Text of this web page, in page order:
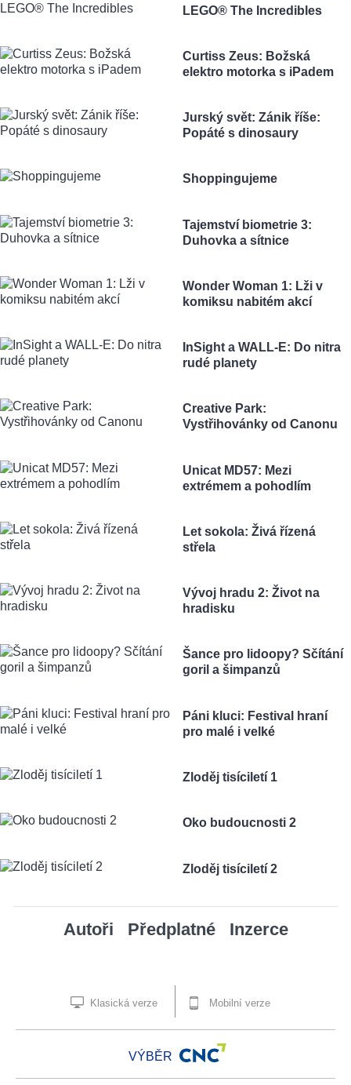
LEGO® The Incredibles
Curtiss Zeus: Božská
elektro motorka s iPadem
Jurský svět: Zánik říše:
Popáté s dinosaury
Shoppingujeme
Tajemství biometrie 3:
Duhovka a sítnice
Wonder Woman 1: Lži v
komiksu nabitém akcí
InSight a WALL-E: Do nitra
rudé planety
Creative Park:
Vystřihovánky od Canonu
Unicat MD57: Mezi
extrémem a pohodlím
Let sokola: Živá řízená
střela
Vývoj hradu 2: Život na
hradisku
Šance pro lidoopy? Sčítání
goril a šimpanzů
Páni kluci: Festival hraní
pro malé i velké
Zloděj tisíciletí 1
Oko budoucnosti 2
Zloděj tisíciletí 2
Autoři Předplatné Inzerce
Klasická verze Mobilní verze
VÝBĚR